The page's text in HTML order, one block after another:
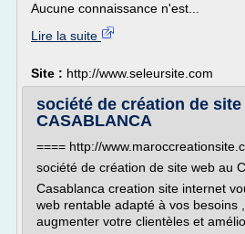
Aucune connaissance n'est...
Lire la suite
Site : http://www.seleursite.com
société de création de site
CASABLANCA
==== http://
société de création de site web au
Casablanca creation site internet
web rentable adapté à vos besoins
augmenter votre clientèles et